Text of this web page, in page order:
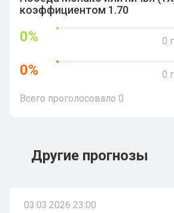
коэффициентом 1.70
0% 0
0% 0
Всего проголосовало 0
Другие прогнозы
03.03.2026 23:00